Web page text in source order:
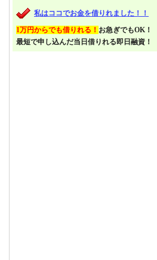
私はココでお金を借りれました！！
1万円からでも借りれる！ お急ぎでもOK！
最短で申し込んだ当日借りれる即日融資！